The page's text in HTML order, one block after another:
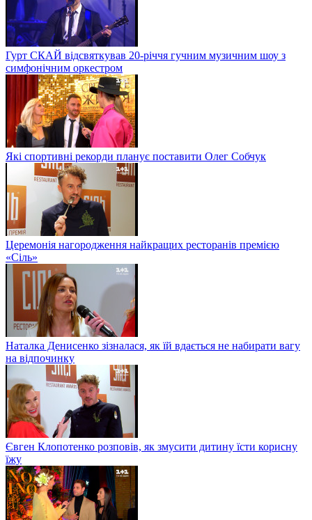
Гурт СКАЙ відсвяткував 20-річчя гучним музичним шоу з
симфонічним оркестром
Які спортивні рекорди планує поставити Олег Собчук
Церемонія нагородження найкращих ресторанів премією
«Сіль»
Наталка Денисенко зізналася, як їй вдається не набирати вагу
на відпочинку
Євген Клопотенко розповів, як змусити дитину їсти корисну
їжу